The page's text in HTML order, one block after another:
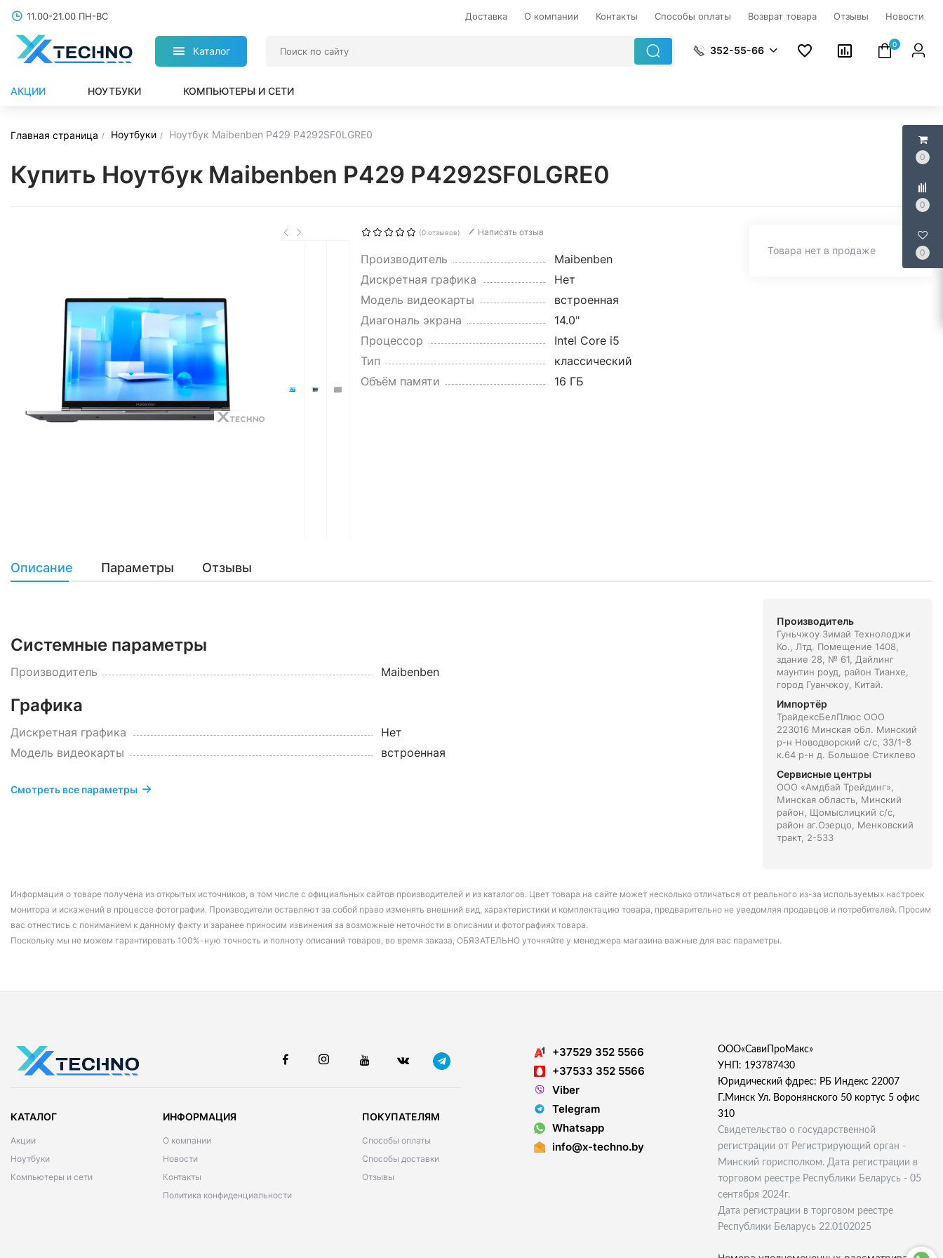
0
0
0
11.00-21.00 ПН-ВС Доставка О компании Контакты Способы оплаты Возврат товара Отзывы Новости
Каталог 352-55-66
0
АКЦИИ НОУТБУКИ КОМПЬЮТЕРЫ И СЕТИ
Главная страница Ноутбуки Ноутбук Maibenben P429 P4292SF0LGRE0
Купить Ноутбук Maibenben P429 P4292SF0LGRE0
(0 отзывов) Написать отзыв
Производитель
Maibenben
Дискретная графика
Нет
Модель видеокарты
встроенная
Диагональ экрана
14.0"
Процессор
Intel Core i5
Тип
классический
Объём памяти
16 ГБ
Товара нет в продаже
Описание Параметры Отзывы
Системные параметры
Производитель Maibenben
Графика
Дискретная графика
Нет
Модель видеокарты
встроенная
Смотреть все параметры
Производитель
Гуньчжоу Зимай Технолоджи
Ко., Лтд. Помещение 1408,
здание 28, № 61, Дайлинг
маунтин роуд, район Тианхе,
город Гуанчжоу, Китай.
Импортёр
ТрайдексБелПлюс ООО
223016 Минская обл. Минский
р-н Новодворский с/с, 33/1-8
к.64 р-н д. Большое Стиклево
Сервисные центры
ООО «Амдбай Трейдинг»,
Минская область, Минский
район, Щомыслицкий с/с,
район аг.Озерцо, Менковский
тракт, 2-533
Информация о товаре получена из открытых источников, в том числе с официальных сайтов производителей и из каталогов. Цвет товара на сайте может несколько отличаться от реального из-за используемых настроек
монитора и искажений в процессе фотографии. Производители оставляют за собой право изменять внешний вид, характеристики и комплектацию товара, предварительно не уведомляя продавцов и потребителей. Просим
вас отнестись с пониманием к данному факту и заранее приносим извинения за возможные неточности в описании и фотографиях товара.
Поскольку мы не можем гарантировать 100%-ную точность и полноту описаний товаров, во время заказа, ОБЯЗАТЕЛЬНО уточняйте у менеджера магазина важные для вас параметры.
КАТАЛОГ
Акции
Ноутбуки
Компьютеры и сети
ИНФОРМАЦИЯ
О компании
Новости
Контакты
Политика конфиденциальности
ПОКУПАТЕЛЯМ
Способы оплаты
Способы доставки
Отзывы
+37529 352 5566
+37533 352 5566
Viber
Telegram
Whatsapp
info@x-techno.by
ООО«СавиПроМакс»
УНП: 193787430
Юридический фдрес: РБ Индекс 22007
Г.Минск Ул. Воронянского 50 кортус 5 офис
310
Свидетельство о государственной
регистрации от Регистрирующий орган -
Минский горисполком. Дата регистрации в
торговом реестре Республики Беларусь - 05
сентября 2024г.
Дата регистрации в торговом реестре
Республики Беларусь 22.0102025